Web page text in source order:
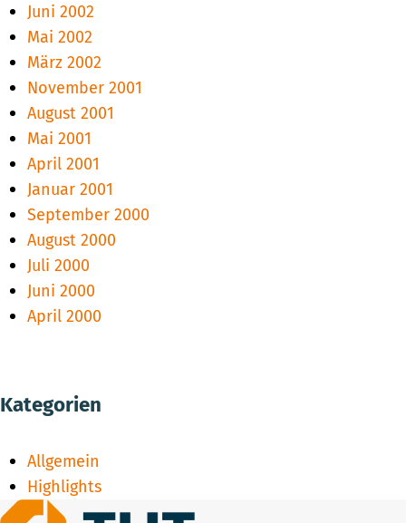
Juni 2002
Mai 2002
März 2002
November 2001
August 2001
Mai 2001
April 2001
Januar 2001
September 2000
August 2000
Juli 2000
Juni 2000
April 2000
Kategorien
Allgemein
Highlights